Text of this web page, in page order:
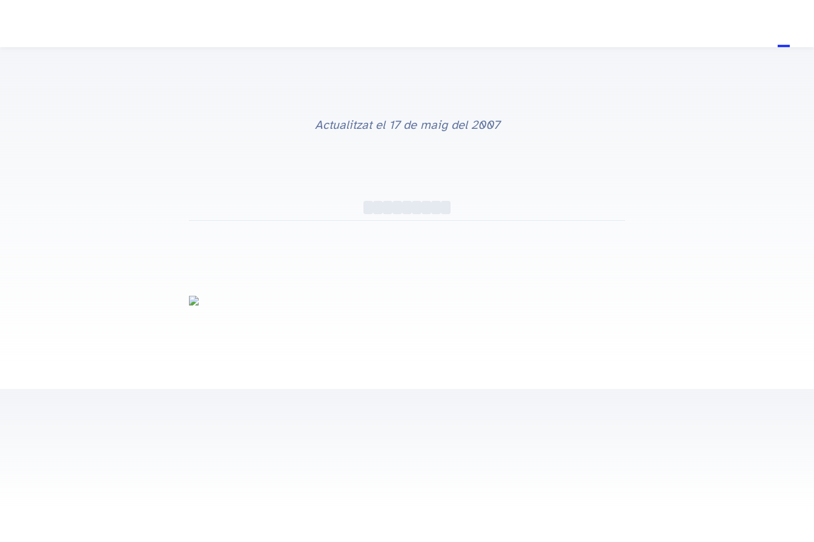
Actualitzat el 17 de maig del 2007